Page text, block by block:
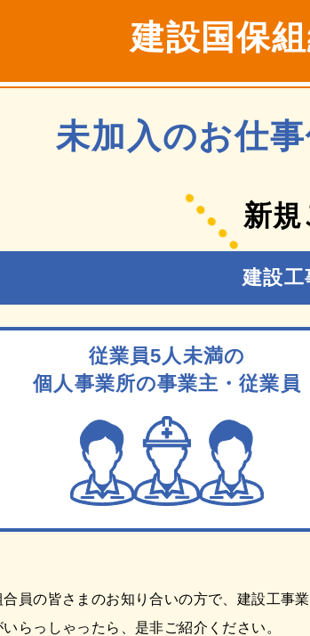
建設国保
未加入のお仕
新
建設
従業員5人未満の
個人事業所の事業主・従業員
合員の皆さまのお知り合いの方で、建設工事
いらっしゃったら、是非ご紹介ください。